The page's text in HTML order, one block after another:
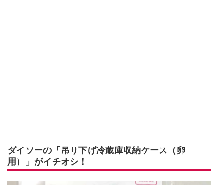
ダイソーの「吊り下げ冷蔵庫収納ケース（卵
用）」がイチオシ！